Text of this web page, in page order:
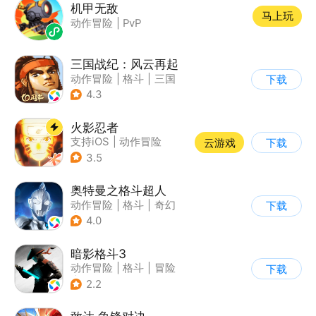
机甲无敌
动作冒险 PvP
马上玩
三国战纪：风云再起
动作冒险 格斗
三国
| 横版过关
4.3
下载
火影忍者
支持iOS
动作冒险
| 格斗
3.5
云游戏 下载
奥特曼之格斗超人
动作冒险 格斗
奇幻
| 奥特曼
4.0
下载
暗影格斗3
动作冒险 格斗
冒险
| 暗夜格斗
2.2
下载